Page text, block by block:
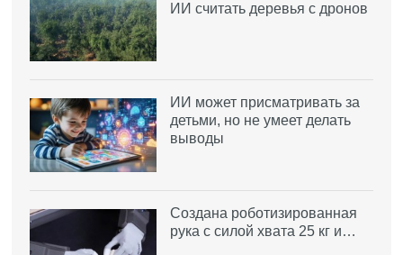
ИИ считать деревья с дронов
ИИ может присматривать за
детьми, но не умеет делать
выводы
Создана роботизированная
рука с силой хвата 25 кг и…